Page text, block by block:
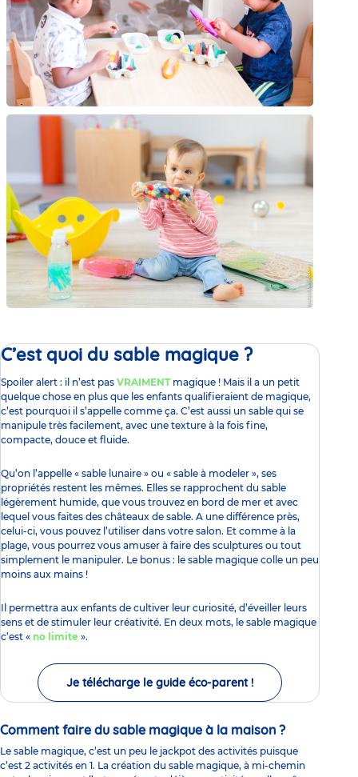
C’est quoi du sable magique ?
Spoiler alert : il n’est pas VRAIMENTmagique ! Mais il a un petit
quelque chose en plus que les enfants qualifieraient de magique,
c’est pourquoi il s’appelle comme ça. C’est aussi un sable qui se
manipule très facilement, avec une texture à la fois fine,
compacte, douce et fluide.
Qu’on l’appelle « sable lunaire » ou « sable à modeler », ses
propriétés restent les mêmes. Elles se rapprochent du sable
légèrement humide, que vous trouvez en bord de mer et avec
lequel vous faites des châteaux de sable. A une différence près,
celui-ci, vous pouvez l’utiliser dans votre salon. Et comme à la
plage, vous pourrez vous amuser à faire des sculptures ou tout
simplement le manipuler. Le bonus : le sable magique colle un peu
moins aux mains !
Il permettra aux enfants de cultiver leur curiosité, d’éveiller leurs
sens et de stimuler leur créativité. En deux mots, le sable magique
c’est « no limite ».
Je télécharge le guide éco-parent !
Comment faire du sable magique à la maison ?
Le sable magique, c’est un peu le jackpot des activités puisque
c’est 2 activités en 1. La création du sable magique, à mi-chemin